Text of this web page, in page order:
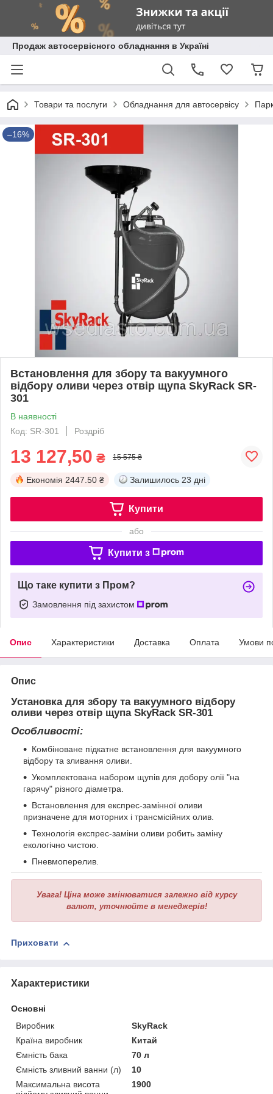
Продаж автосервісного обладнання в Україні
Товари та послуги Обладнання для автосервісу
–16%
Встановлення для збору та вакуумного
відбору оливи через отвір щупа SkyRack SR-
301
В наявності
Код: SR-301
Роздріб
13 127,50 ₴ 15 575 ₴
Економія 2447.50 ₴ Залишилось 23 дні
Купити
або
Купити з
Що таке купити з Пром?
Замовлення під захистом
Опис Характеристики Доставка Оплата Умови
Опис
Установка для збору та вакуумного відбору
оливи через отвір щупа SkyRack SR-301
Особливості:
Комбіноване підкатне встановлення для вакуумного
відбору та зливання оливи.
Укомплектована набором щупів для добору олії "на
гарячу" різного діаметра.
Встановлення для експрес-замінної оливи
призначене для моторних і трансмісійних олив.
Технологія експрес-заміни оливи робить заміну
екологічно чистою.
Пневмоперелив.
Увага! Ціна може змінюватися залежно від курсу
валют, уточнюйте в менеджерів!
Приховати
Характеристики
Основні
Виробник
SkyRack
Країна виробник
Китай
Ємність бака
70 л
Ємність зливний ванни (л)
10
Максимальна висота
1900